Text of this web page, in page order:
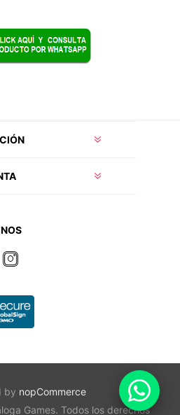
by nopCommerce
Games. Todos los derechos